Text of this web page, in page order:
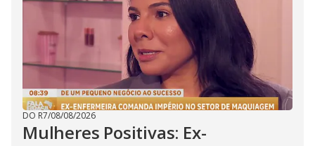
DO R7/08/08/2026
Mulheres Positivas: Ex-